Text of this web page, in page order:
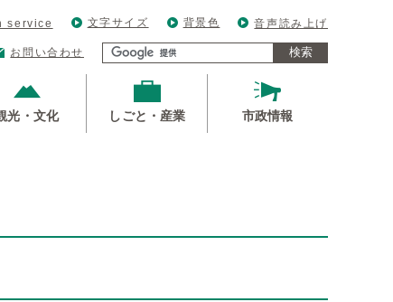
service 文字サイズ 背景色 音声読み上げ
お問い合わせ 検索
光・文化 しごと・産業 市政情報